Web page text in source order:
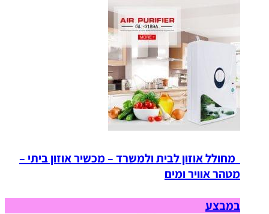
מחולל אוזון לבית ולמשרד – מכשיר אוזון ביתי –
מטהר אוויר ומים
במבצע